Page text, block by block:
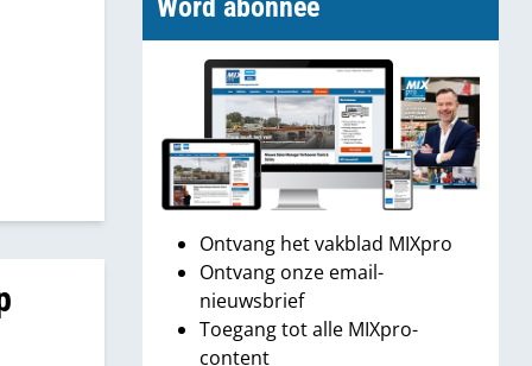
Word abonnee
Ontvang het vakblad MIXpro
Ontvang onze email-
nieuwsbrief
Toegang tot alle MIXpro-
content